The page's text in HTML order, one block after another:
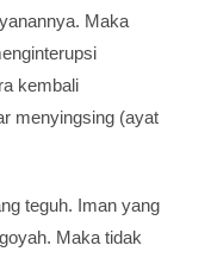
Maka
kembali
menyingsing (ayat
teguh. Iman yang
Maka tidak